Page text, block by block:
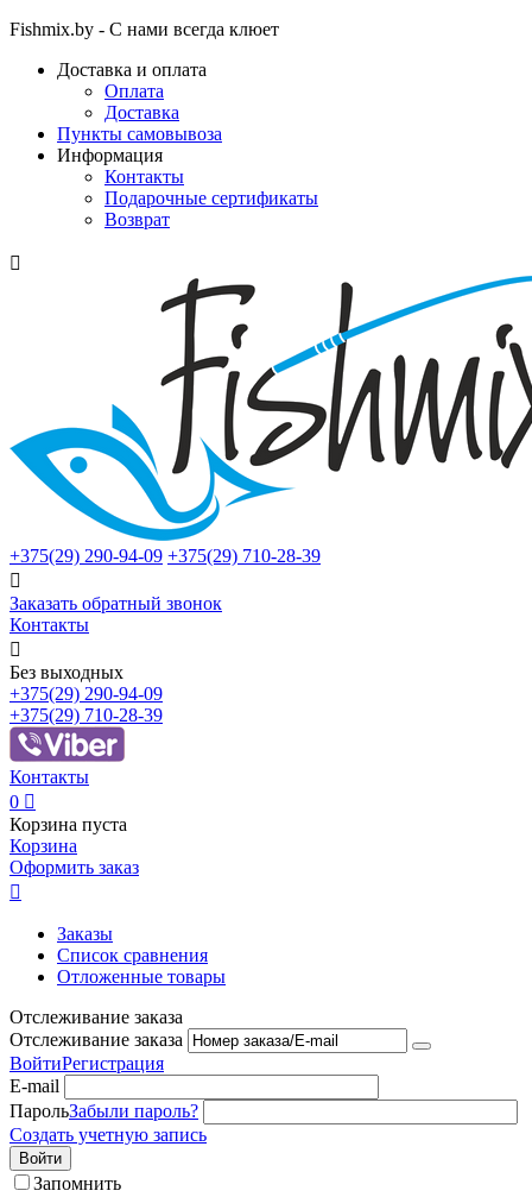
Fishmix.by - С нами всегда клюет
Доставка и оплата
Оплата
Доставка
Пункты самовывоза
Информация
Контакты
Подарочные сертификаты
Возврат

+375(29) 290-94-09 +375(29) 710-28-39

Заказать обратный звонок
Контакты

Без выходных
+375(29) 290-94-09
+375(29) 710-28-39
Контакты
0 
Корзина пуста
Корзина
Оформить заказ

Заказы
Список сравнения
Отложенные товары
Отслеживание заказа
Отслеживание заказа
ВойтиРегистрация
E-mail
ПарольЗабыли пароль?
Создать учетную запись
Войти
Запомнить